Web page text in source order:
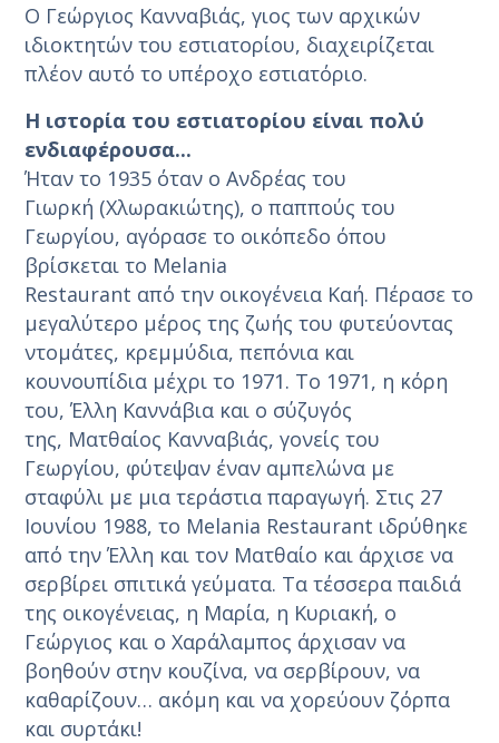
Ο Γεώργιος Κανναβιάς, γιος των αρχικών
ιδιοκτητών του εστιατορίου, διαχειρίζεται
πλέον αυτό το υπέροχο εστιατόριο.
Η ιστορία του εστιατορίου είναι πολύ
ενδιαφέρουσα...
Ήταν το 1935 όταν ο Ανδρέας του
Γιωρκή (Χλωρακιώτης), ο παππούς του
Γεωργίου, αγόρασε το οικόπεδο όπου
βρίσκεται το Melania
Restaurant από την οικογένεια Καή. Πέρασε το
μεγαλύτερο μέρος της ζωής του φυτεύοντας
ντομάτες, κρεμμύδια, πεπόνια και
κουνουπίδια μέχρι το 1971. Το 1971, η κόρη
του, Έλλη Καννάβια και ο σύζυγός
της, Ματθαίος Κανναβιάς, γονείς του
Γεωργίου, φύτεψαν έναν αμπελώνα με
σταφύλι με μια τεράστια παραγωγή. Στις 27
Ιουνίου 1988, το Melania Restaurant ιδρύθηκε
από την Έλλη και τον Ματθαίο και άρχισε να
σερβίρει σπιτικά γεύματα. Τα τέσσερα παιδιά
της οικογένειας, η Μαρία, η Κυριακή, ο
Γεώργιος και ο Χαράλαμπος άρχισαν να
βοηθούν στην κουζίνα, να σερβίρουν, να
καθαρίζουν… ακόμη και να χορεύουν ζόρπα
και συρτάκι!